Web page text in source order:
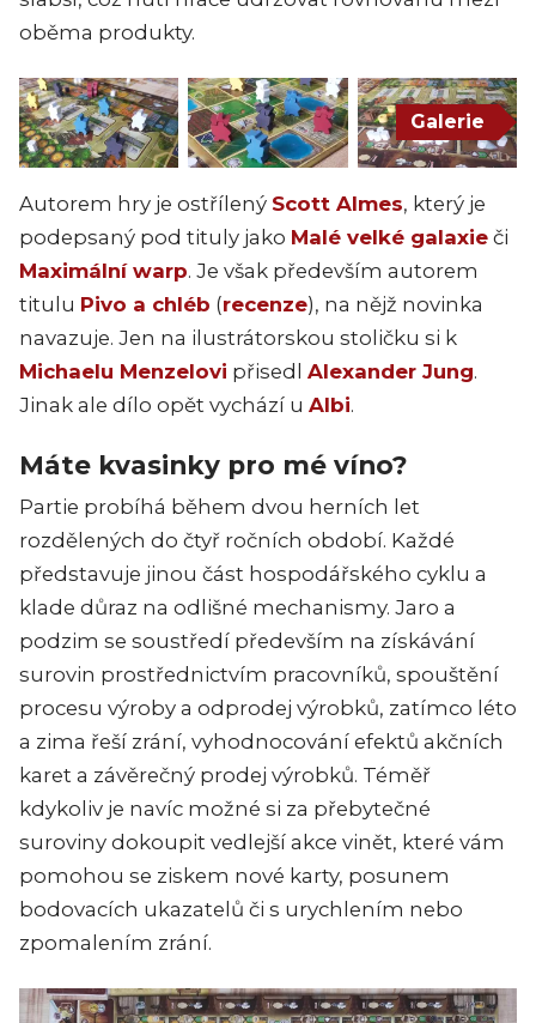
oběma produkty.
Galerie
Autorem hry je ostřílený Scott Almes, který je
podepsaný pod tituly jako Malé velké galaxie či
Maximální warp. Je však především autorem
titulu Pivo a chléb (recenze), na nějž novinka
navazuje. Jen na ilustrátorskou stoličku si k
Michaelu Menzelovi přisedl Alexander Jung.
Jinak ale dílo opět vychází u Albi.
Máte kvasinky pro mé víno?
Partie probíhá během dvou herních let
rozdělených do čtyř ročních období. Každé
představuje jinou část hospodářského cyklu a
klade důraz na odlišné mechanismy. Jaro a
podzim se soustředí především na získávání
surovin prostřednictvím pracovníků, spouštění
procesu výroby a odprodej výrobků, zatímco léto
a zima řeší zrání, vyhodnocování efektů akčních
karet a závěrečný prodej výrobků. Téměř
kdykoliv je navíc možné si za přebytečné
suroviny dokoupit vedlejší akce vinět, které vám
pomohou se ziskem nové karty, posunem
bodovacích ukazatelů či s urychlením nebo
zpomalením zrání.